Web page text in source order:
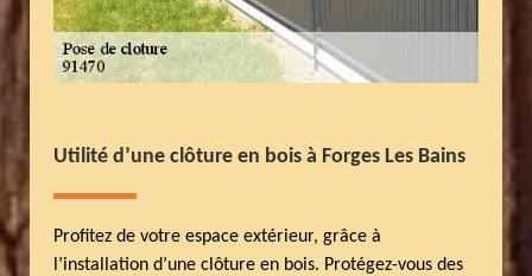
Utilité d’une clôture en bois à Forges Les Bains
Profitez de votre espace extérieur, grâce à
l’installation d’une clôture en bois. Protégez-vous des